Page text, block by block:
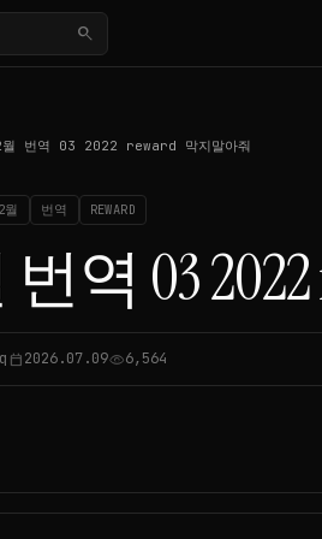
search
월 번역 03 2022 reward 막지말아줘
2월 번역 REWARD
번역 03
calendar_today2026.07.09visibility6,564